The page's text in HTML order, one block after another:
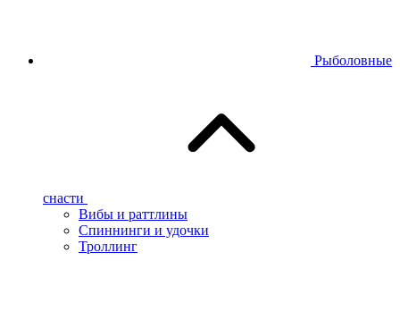
Рыболовные
снасти
Вибы и раттлины
Спиннинги и удочки
Троллинг